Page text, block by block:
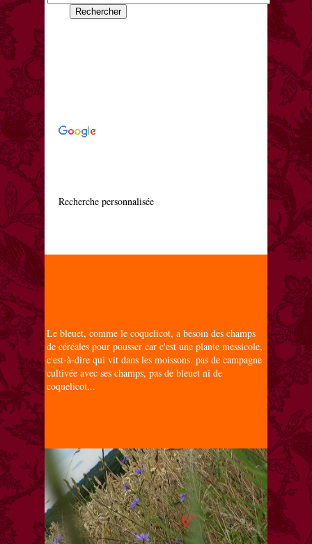
Le bleuet, comme le coquelicot, a besoin des champs
de céréales pour pousser car c'est une plante messicole,
c'est-à-dire qui vit dans les moissons. pas de campagne
cultivée avec ses champs, pas de bleuet ni de
coquelicot...